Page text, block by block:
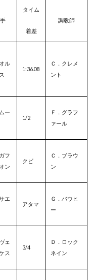
タイム
着差
調教師
ル
1:36.08
Ｃ．クレメ
ント
ー
1/2
Ｆ．グラフ
ァール
フ
ン
クビ
Ｃ．ブラウ
ン
エ
アタマ
Ｇ．バウヒ
ー
ェ
ス
3/4
Ｄ．ロック
ネイン